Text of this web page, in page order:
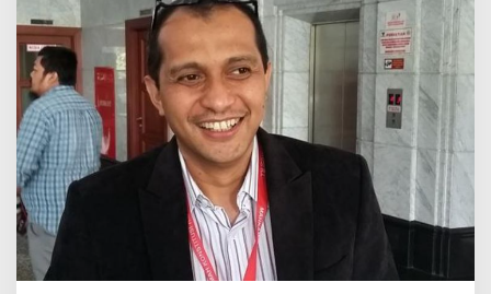
a
S
e
b
u
t
"
K
U
H
P
"
K
r